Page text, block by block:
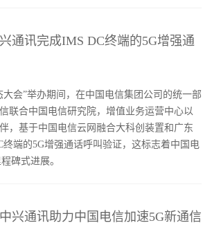
通讯完成IMS DC终端的5G增强通
大会”举办期间，在中国电信集团公司的统一部
联合中国电信研究院，增值业务运营中心以
，基于中国电信云网融合大科创装置和广东
终端的5G增强通话呼叫验证，这标志着中国电
碑式进展。
兴通讯助力中国电信加速5G新通信